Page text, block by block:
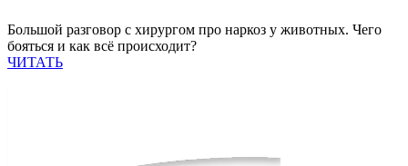
Большой разговор с хирургом про наркоз у животных. Чего
бояться и как всё происходит?
ЧИТАТЬ